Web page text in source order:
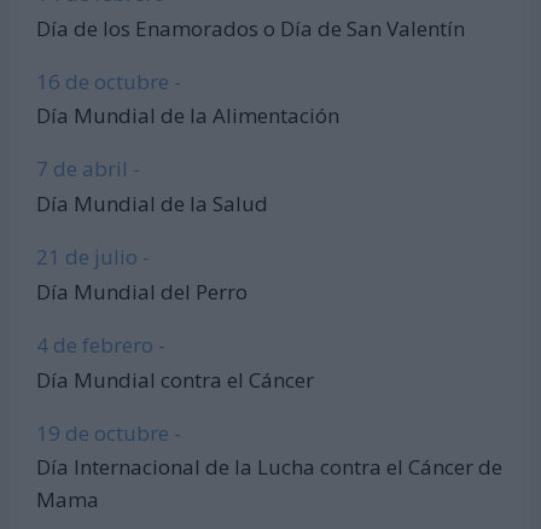
Día de los Enamorados o Día de San Valentín
16 de octubre -
Día Mundial de la Alimentación
7 de abril -
Día Mundial de la Salud
21 de julio -
Día Mundial del Perro
4 de febrero -
Día Mundial contra el Cáncer
19 de octubre -
Día Internacional de la Lucha contra el Cáncer de
Mama